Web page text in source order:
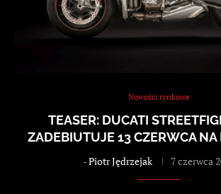
Nowości rynkowe
TEASER: DUCATI
ZADEBIUTUJE 13 CZERWCA NA
-Piotr Jędrzejak 7 czerwca